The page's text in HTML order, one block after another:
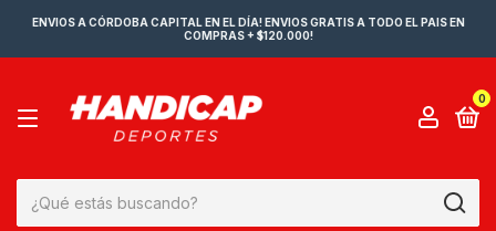
ENVIOS A CÓRDOBA CAPITAL EN EL DÍA! ENVIOS GRATIS A TODO EL PAIS EN
COMPRAS + $120.000!
0